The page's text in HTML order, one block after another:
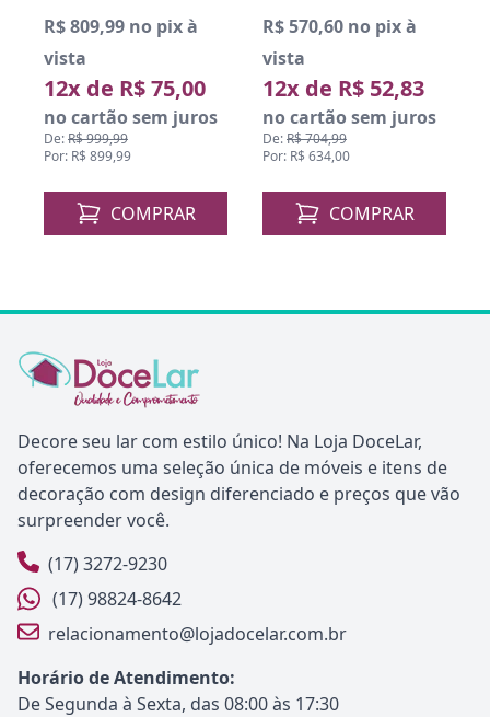
R$ 809,99 no pix à
vista
12x de R$ 75,00
no cartão sem juros
De:R$ 999,99
Por: R$ 899,99
COMPRAR
R$ 570,60 no pix à
vista
12x de R$ 52,83
no cartão sem juros
De:R$ 704,99
Por: R$ 634,00
COMPRAR
Decore seu lar com estilo único! Na Loja DoceLar,
oferecemos uma seleção única de móveis e itens de
decoração com design diferenciado e preços que vão
surpreender você.
(17) 3272-9230
(17) 98824-8642
relacionamento@lojadocelar.com.br
Horário de Atendimento:
De Segunda à Sexta, das 08:00 às 17:30